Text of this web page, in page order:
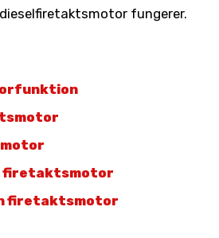
fungerer.
firetaktsmotor
firetaktsmotor